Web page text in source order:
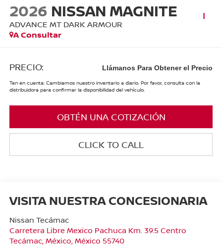
2026 NISSAN MAGNITE
ADVANCE MT DARK ARMOUR
A Consultar
PRECIO: Llámanos Para Obtener el Precio
Ten en cuenta: Cambiamos nuestro inventario a diario. Por favor, consulta con la
distribuidora para confirmar la disponibilidad del vehículo.
OBTÉN UNA COTIZACIÓN
CLICK TO CALL
VISITA NUESTRA CONCESIONARIA
Nissan Tecámac
Carretera Libre Mexico Pachuca Km. 39.5 Centro
Tecámac, México , México 55740